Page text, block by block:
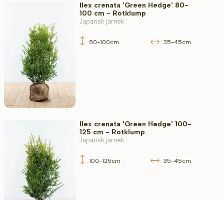
Ilex crenata 'Green Hedge' 80-
100 cm - Rotklump
Japansk järnek
80-100cm 35-45cm
Ilex crenata 'Green Hedge' 100-
125 cm - Rotklump
Japansk järnek
100-125cm 35-45cm